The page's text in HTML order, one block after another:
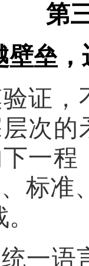
第
壁垒
证，
次
一程
标准
一语